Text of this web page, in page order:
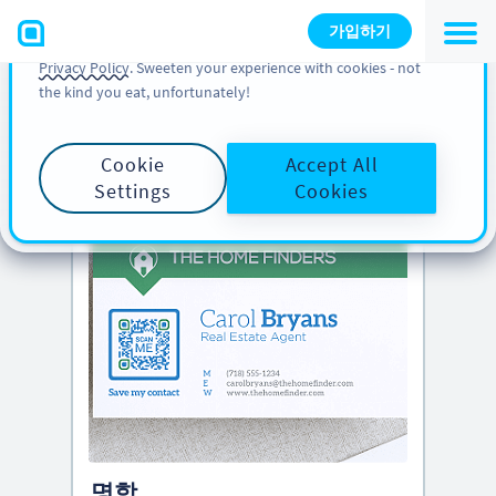
가입하기
PRO TIP
You can also find more information about cookies, our
analytic activities and your rights in our
Cookie Policy and
Privacy Policy. Sweeten your experience with cookies - not
the kind you eat, unfortunately!
Cookie
Settings
Accept All
Cookies